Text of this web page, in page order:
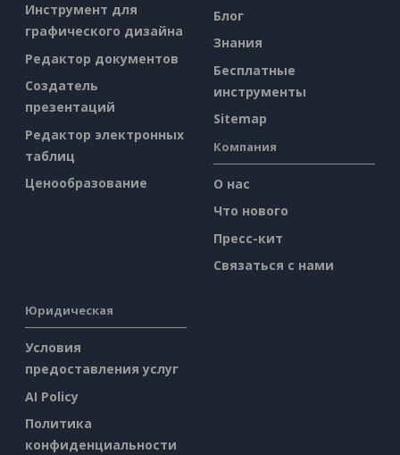
Инструмент для
графического дизайна
Редактор документов
Создатель
презентаций
Редактор электронных
таблиц
Ценообразование
Блог
Знания
Бесплатные
инструменты
Sitemap
Компания
О нас
Что нового
Пресс-кит
Связаться с нами
Юридическая
Условия
предоставления услуг
AI Policy
Политика
конфиденциальности